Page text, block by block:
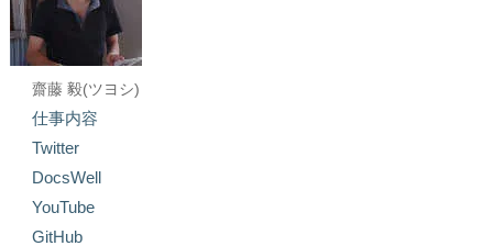
齋藤 毅(ツヨシ)
仕事内容
Twitter
DocsWell
YouTube
GitHub